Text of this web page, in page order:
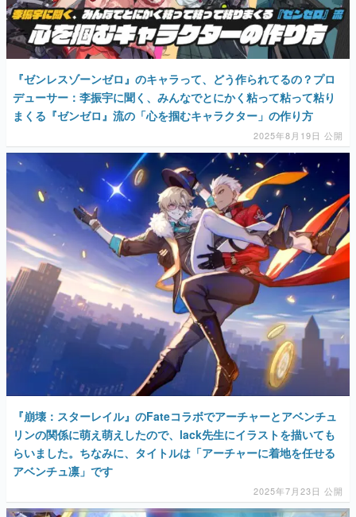
『ゼンレスゾーンゼロ』のキャラって、どう作られてるの？プロ
デューサー：李振宇に聞く、みんなでとにかく粘って粘って粘り
まくる『ゼンゼロ』流の「心を掴むキャラクター」の作り方
2025年8月19日 公開
『崩壊：スターレイル』のFateコラボでアーチャーとアベンチュ
リンの関係に萌え萌えしたので、lack先生にイラストを描いても
らいました。ちなみに、タイトルは「アーチャーに着地を任せる
アベンチュ凛」です
2025年7月23日 公開